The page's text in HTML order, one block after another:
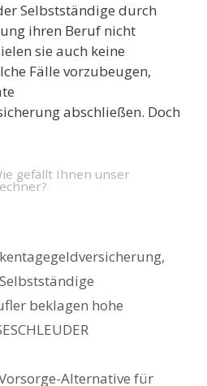
Selbstständige durch
ihren Beruf nicht
sie auch keine
Fälle vorzubeugen,
abschließen. Doch
gefällt Ihnen unser
,
Selbstständige
beklagen hohe
Alternative für